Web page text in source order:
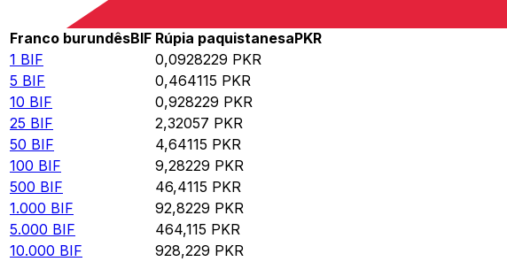
Rate information of BIF/PKR currency pair
Franco burundêsBIF Rúpia paquistanesaPKR
1 BIF 0,0928229 PKR
5 BIF 0,464115 PKR
10 BIF 0,928229 PKR
25 BIF 2,32057 PKR
50 BIF 4,64115 PKR
100 BIF 9,28229 PKR
500 BIF 46,4115 PKR
1.000 BIF 92,8229 PKR
5.000 BIF 464,115 PKR
10.000 BIF 928,229 PKR